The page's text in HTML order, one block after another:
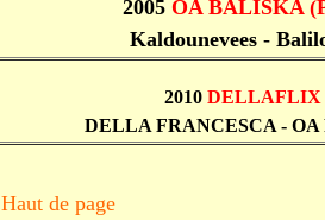
2005 OA BALISKA
Kaldounevees -
2010 DELLAFLIX
DELLA FRANCESCA -
Haut de page